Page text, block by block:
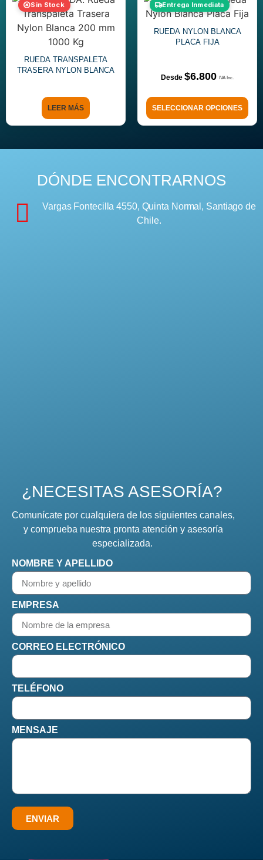
Sin Stock
RUEDA TRANSPALETA
TRASERA NYLON BLANCA
LEER MÁS
Entrega Inmediata
RUEDA NYLON BLANCA
PLACA FIJA
$6.800
SELECCIONAR OPCIONES
DÓNDE ENCONTRARNOS
Vargas Fontecilla 4550, Quinta Normal, Santiago de
Chile.
¿NECESITAS ASESORÍA?
Comunícate por cualquiera de los siguientes canales,
y comprueba nuestra pronta atención y asesoría
especializada.
NOMBRE Y APELLIDO
EMPRESA
CORREO ELECTRÓNICO
TELÉFONO
MENSAJE
ENVIAR